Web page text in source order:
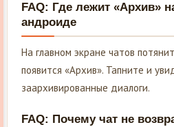
FAQ: Где лежит «Архив»
андроиде
На главном экране чатов
появится «Архив». Тапните и
заархивированные диалоги.
FAQ: Почему чат не